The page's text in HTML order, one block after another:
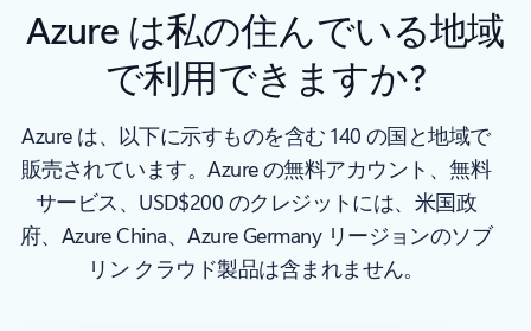
Azure は私の住んでいる地域
で利用できますか?
Azure は、以下に示すものを含む 140 の国と地域で
販売されています。Azure の無料アカウント、無料
サービス、USD$200 のクレジットには、米国政
府、Azure China、Azure Germany リージョンのソブ
リン クラウド製品は含まれません。